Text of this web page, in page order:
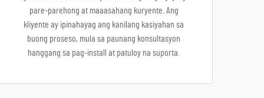
pare-parehong at maaasahang kuryente. Ang
kliyente ay ipinahayag ang kanilang kasiyahan sa
buong proseso, mula sa paunang konsultasyon
hanggang sa pag-install at patuloy na suporta.